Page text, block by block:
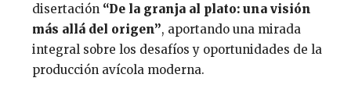
disertación “De la granja al plato: una visión
más allá del origen”, aportando una mirada
integral sobre los desafíos y oportunidades de la
producción avícola moderna.